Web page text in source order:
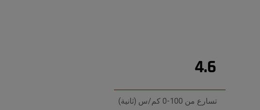
4.6
تسارع من 100-0 كم/س (ثانية)